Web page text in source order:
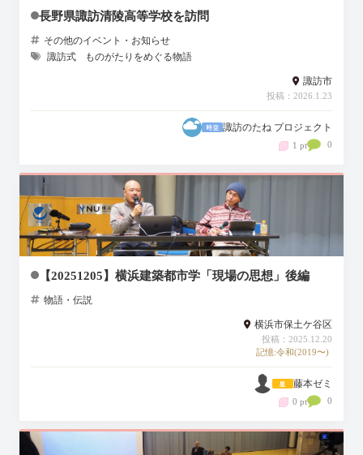
長野県諏訪清陵高等学校を訪問
その他のイベント・お知らせ
諏訪式
ものがたりをめぐる物語
諏訪市
投稿：2026.1.23
諏訪のたね プロジェクト
1 pt 0
【20251205】横浜建築都市学「現場の思想」後編
物語・伝説
横浜市保土ケ谷区
投稿：2025.12.20
記憶:令和(2019〜)
藤本ゼミ
0 pt 0